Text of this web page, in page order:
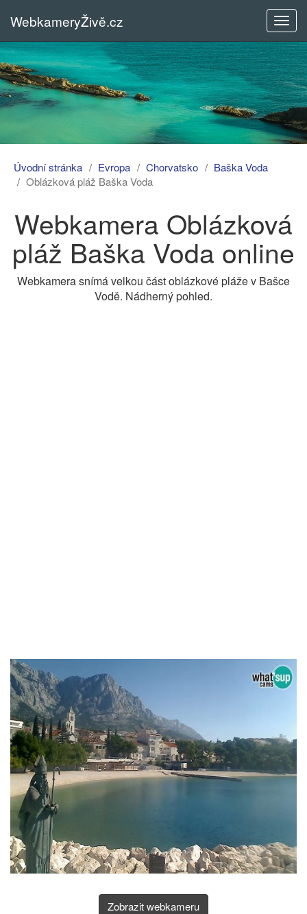
menu
WebkameryŽivě.cz
Úvodní stránka Evropa Chorvatsko
Baška Voda
Oblázková pláž Baška Voda
Webkamera Oblázková
pláž Baška Voda online
Webkamera snímá velkou část oblázkové pláže v Bašce
Vodě. Nádherný pohled.
Zobrazit webkameru